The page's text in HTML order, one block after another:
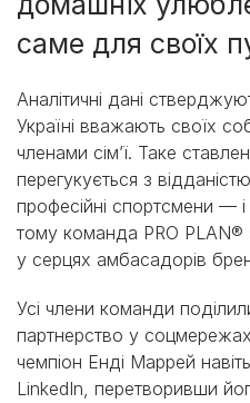
саме для своїх
Аналітичні дані
Україні вважають своїх
членами сім’ї. Таке
перегукується з
професійні спортсмени —
тому команда PRO PLAN®
у серцях амбасадорів
Усі члени команди
партнерство у
чемпіон Енді Маррей
LinkedIn, перетворивши